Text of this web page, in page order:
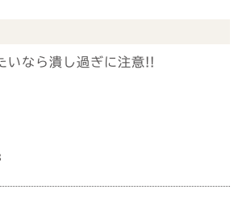
いなら潰し過ぎに注意!!